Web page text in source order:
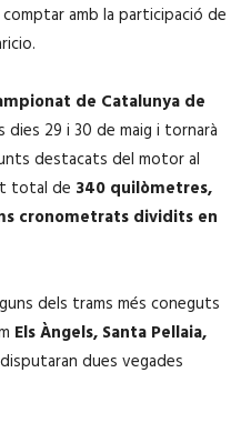
amb la participació de
de Catalunya de
dies 29 i 30 de maig i tornarà
destacats del motor al
total de 340 quilòmetres,
cronometrats dividits en
dels trams més coneguts
Els Àngels, Santa Pellaia,
dues vegades